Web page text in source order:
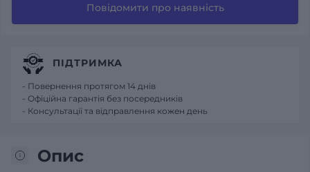
Повідомити про наявність
Опис
ПІДТРИМКА
- Повернення протягом 14 днів
- Офіційна гарантія без посередників
- Консультації та відправлення кожен день